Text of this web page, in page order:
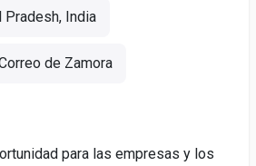
Pradesh, India
de Zamora
para las empresas y los